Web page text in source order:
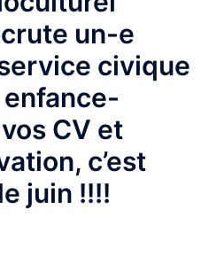
un-e
civique
CV et
c’est
juin !!!!